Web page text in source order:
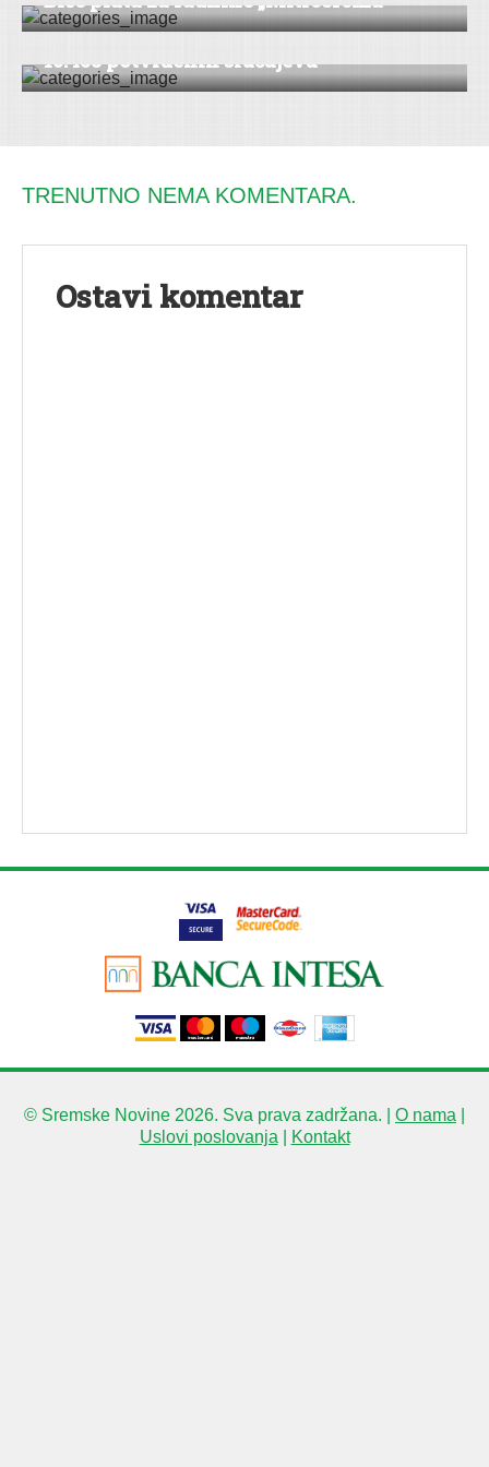
VESTI
10.438 potvrđenih slučajeva
TRENUTNO NEMA KOMENTARA.
Ostavi komentar
© Sremske Novine 2026. Sva prava zadržana. | O nama
Uslovi poslovanja
Kontakt